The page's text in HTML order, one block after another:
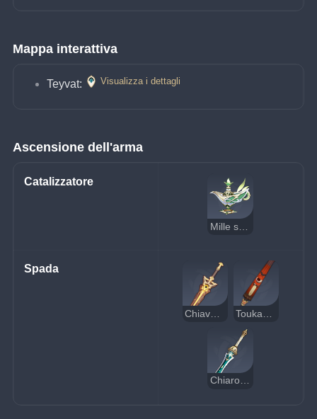
Mappa interattiva
Teyvat: Visualizza i dettagli
Ascensione dell'arma
Catalizzatore
Mille sogni fluttuanti
Spada
Chiave del Khaj-Nisut
Chiarore di Xiphos